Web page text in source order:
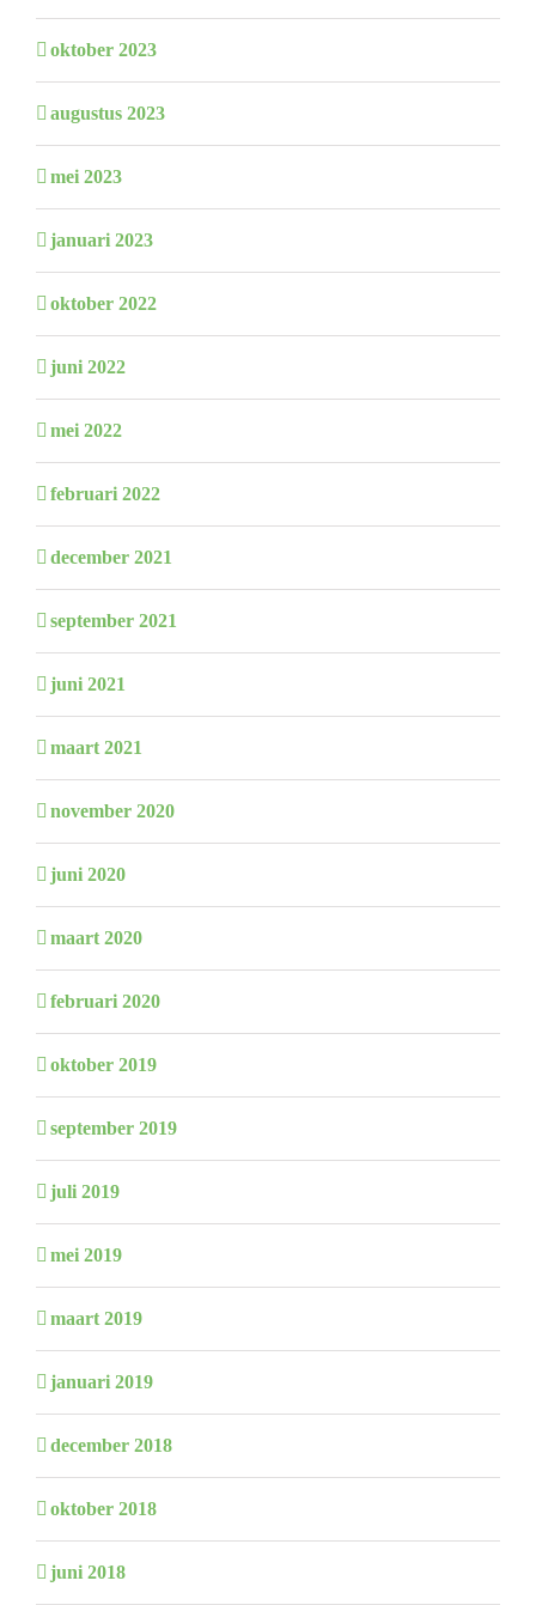
oktober 2023
augustus 2023
mei 2023
januari 2023
oktober 2022
juni 2022
mei 2022
februari 2022
december 2021
september 2021
juni 2021
maart 2021
november 2020
juni 2020
maart 2020
februari 2020
oktober 2019
september 2019
juli 2019
mei 2019
maart 2019
januari 2019
december 2018
oktober 2018
juni 2018